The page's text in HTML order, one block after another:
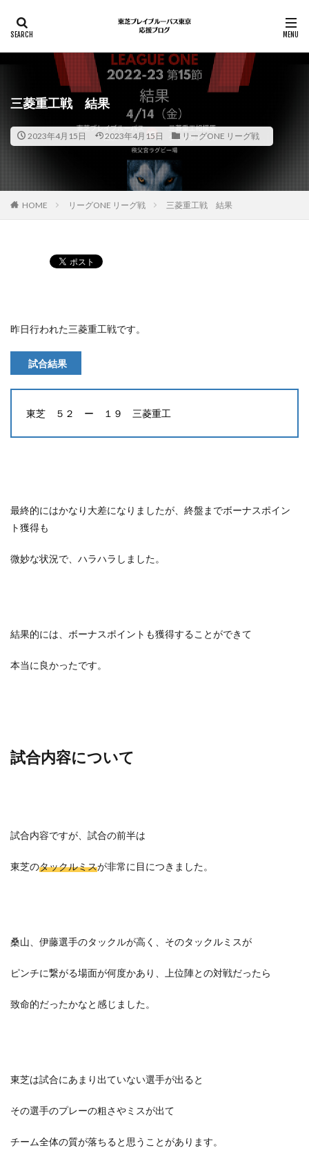
三菱重工戦 結果
2023年4月15日 2023年4月15日 リーグONE リーグ戦
HOME リーグONE リーグ戦 三菱重工戦 結果
昨日行われた三菱重工戦です。
試合結果
東芝 ５２ ー １９ 三菱重工
最終的にはかなり大差になりましたが、終盤までボーナスポイン
ト獲得も
微妙な状況で、ハラハラしました。
結果的には、ボーナスポイントも獲得することができて
本当に良かったです。
試合内容について
試合内容ですが、試合の前半は
東芝のタックルミスが非常に目につきました。
桑山、伊藤選手のタックルが高く、そのタックルミスが
ピンチに繋がる場面が何度かあり、上位陣との対戦だったら
致命的だったかなと感じました。
東芝は試合にあまり出ていない選手が出ると
その選手のプレーの粗さやミスが出て
チーム全体の質が落ちると思うことがあります。